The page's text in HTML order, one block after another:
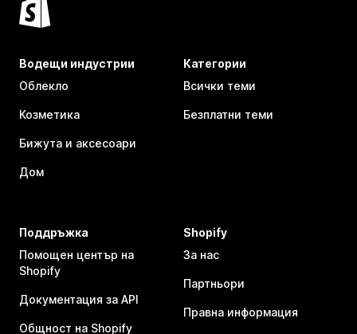
Водещи индустрии
Облекло
Козметика
Бижута и аксесоари
Дом
Категории
Всички теми
Безплатни теми
Поддръжка
Помощен център на
Shopify
Документация за API
Общност на Shopify
Shopify
За нас
Партньори
Правна информация